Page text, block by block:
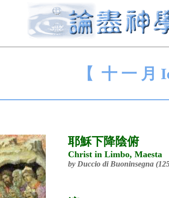
【 十 一 月
耶穌下降陰俯
Christ in Limbo, Maesta
by Duccio di Buoninsegna